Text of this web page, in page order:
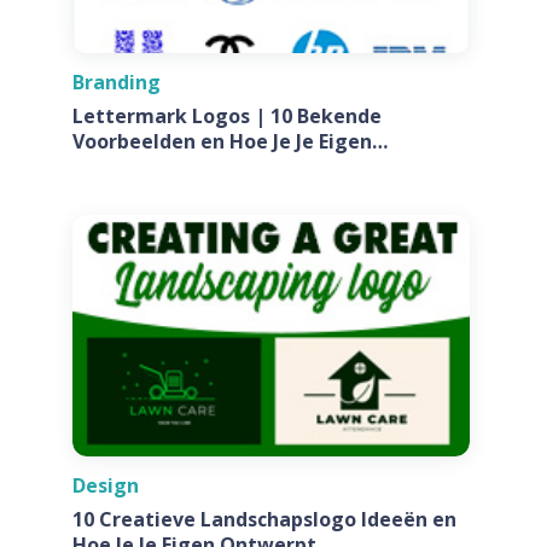
Branding
Lettermark Logos | 10 Bekende
Voorbeelden en Hoe Je Je Eigen
Design
10 Creatieve Landschapslogo Ideeën en